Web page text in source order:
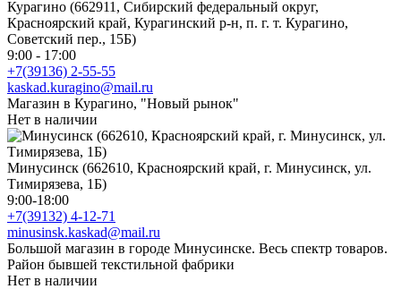
Курагино (662911, Сибирский федеральный округ,
Красноярский край, Курагинский р-н, п. г. т. Курагино,
Советский пер., 15Б)
9:00 - 17:00
+7(39136) 2-55-55
kaskad.kuragino@mail.ru
Магазин в Курагино, "Новый рынок"
Нет в наличии
Минусинск (662610, Красноярский край, г. Минусинск, ул.
Тимирязева, 1Б)
9:00-18:00
+7(39132) 4-12-71
minusinsk.kaskad@mail.ru
Большой магазин в городе Минусинске. Весь спектр товаров.
Район бывшей текстильной фабрики
Нет в наличии